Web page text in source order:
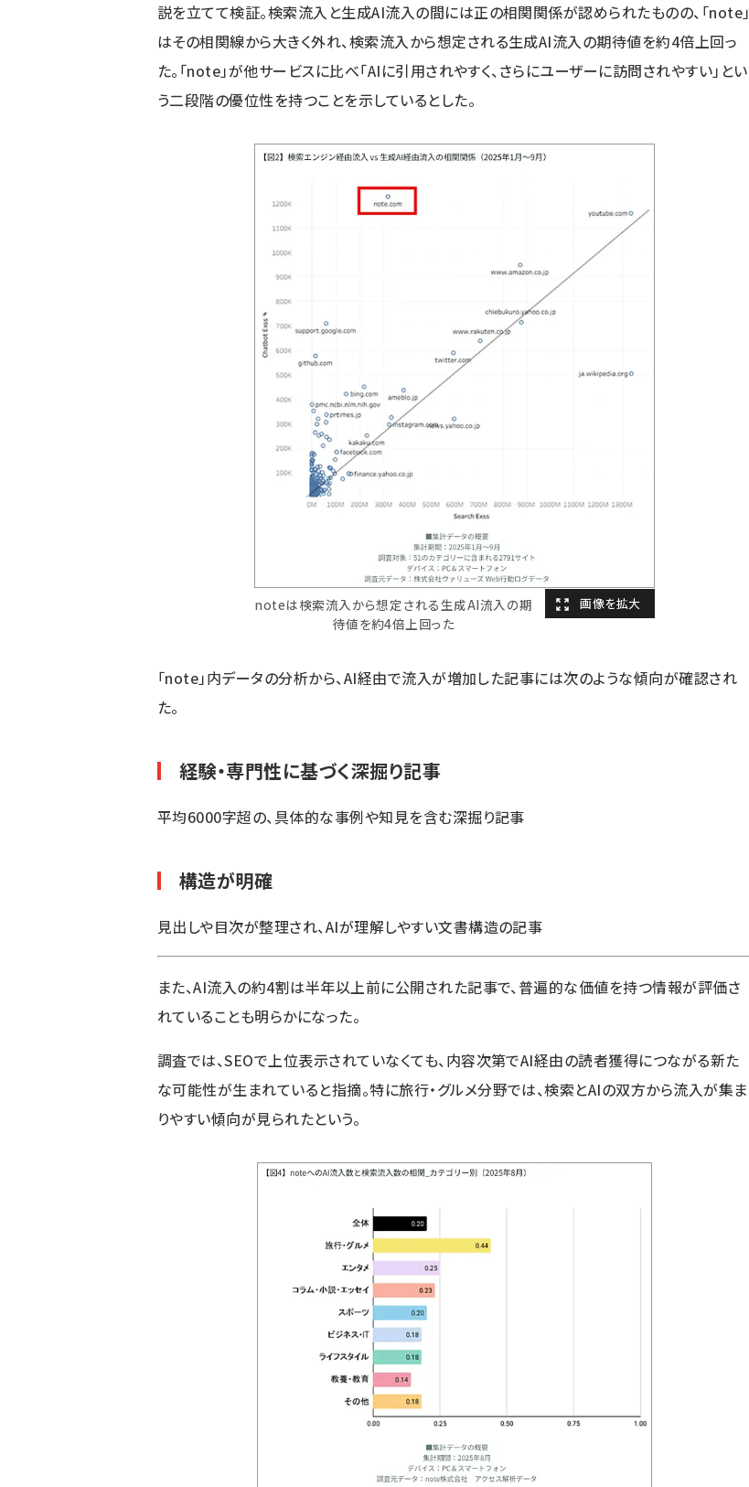
説を立てて検証。検索流入と生成AI流入の間には正の相関関係が認められたものの、「note」
はその相関線から大きく外れ、検索流入から想定される生成AI流入の期待値を約4倍上回っ
た。「note」が他サービスに比べ「AIに引用されやすく、さらにユーザーに訪問されやすい」とい
う二段階の優位性を持つことを示しているとした。
noteは検索流入から想定される生成AI流入の期
待値を約4倍上回った
「note」内データの分析から、AI経由で流入が増加した記事には次のような傾向が確認され
た。
経験・専門性に基づく深掘り記事
平均6000字超の、具体的な事例や知見を含む深掘り記事
構造が明確
見出しや目次が整理され、AIが理解しやすい文書構造の記事
また、AI流入の約4割は半年以上前に公開された記事で、普遍的な価値を持つ情報が評価さ
れていることも明らかになった。
調査では、SEOで上位表示されていなくても、内容次第でAI経由の読者獲得につながる新た
な可能性が生まれていると指摘。特に旅行・グルメ分野では、検索とAIの双方から流入が集ま
りやすい傾向が見られたという。